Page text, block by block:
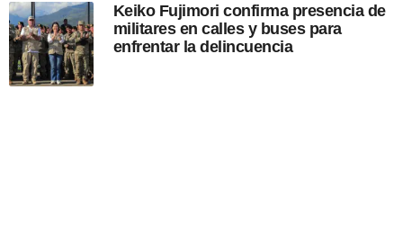
Keiko Fujimori confirma presencia de
militares en calles y buses para
enfrentar la delincuencia